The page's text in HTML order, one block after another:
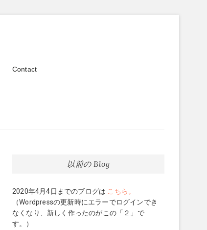
Contact
以前の Blog
2020年4月4日までのブログは こちら。
（Wordpressの更新時にエラーでログインでき
なくなり、新しく作ったのがこの「２」で
す。）